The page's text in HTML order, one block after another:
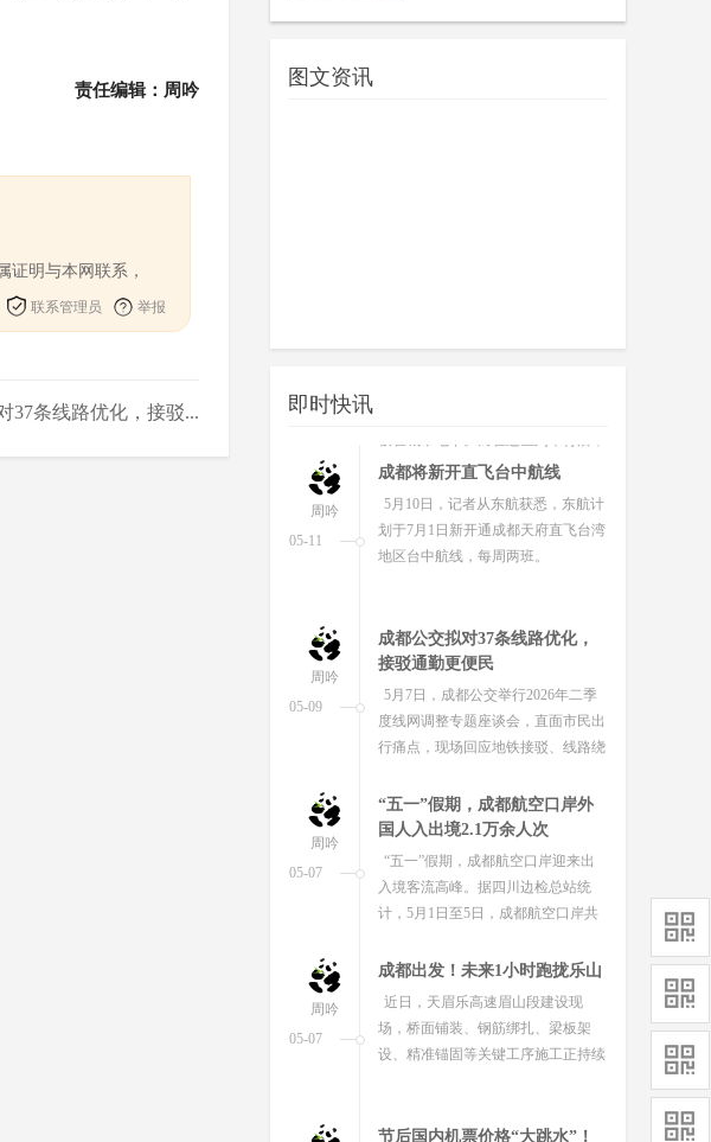
责任编辑：周吟
证明与本网联系，
联系管理员 举报
37条线路优化，接驳...
图文资讯
即时快讯
诊”625辆列车
05-11
周吟
成都将新开直飞台中航线
5月10日，记者从东航获悉，东航计
划于7月1日新开通成都天府直飞台湾
地区台中航线，每周两班。
05-09
周吟
成都公交拟对37条线路优化，
接驳通勤更便民
5月7日，成都公交举行2026年二季
度线网调整专题座谈会，直面市民出
行痛点，现场回应地铁接驳、线路绕
05-07
周吟
“五一”假期，成都航空口岸外
国人入出境2.1万余人次
“五一”假期，成都航空口岸迎来出
入境客流高峰。据四川边检总站统
计，5月1日至5日，成都航空口岸共
05-07
周吟
成都出发！未来1小时跑拢乐山
近日，天眉乐高速眉山段建设现
场，桥面铺装、钢筋绑扎、梁板架
设、精准锚固等关键工序施工正持续
节后国内机票价格“大跳水”！